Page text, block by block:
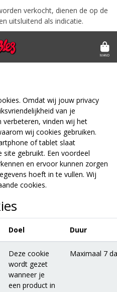
verkocht, dienen de op de
uitsluitend als indicatie.
MAND
Omdat wij jouw privacy
van je
verbeteren, vinden wij het
wij cookies gebruiken.
of tablet slaat
gebruikt. Een voordeel
en ervoor kunnen zorgen
hoeft in te vullen. Wij
cookies.
Doel Duur
Deze cookie
wordt gezet
wanneer je
een product in
Maximaal 7